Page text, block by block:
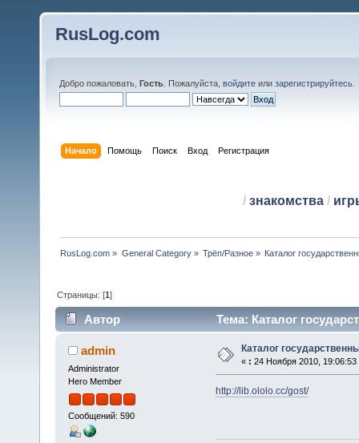
RusLog.com
Добро пожаловать, Гость . Пожалуйста, войдите или зарегистрируйтесь
Начало Помощь Поиск Вход Регистрация
/ знакомства/
RusLog.com » General Category» Трёп/Разное» Каталог
Страницы: [1]
Автор Тема: Каталог
admin
Administrator
Hero Member
Сообщений: 590
Каталог
« : 24 Ноября 2010, 19:06:53
http://lib.ololo.cc/gost/